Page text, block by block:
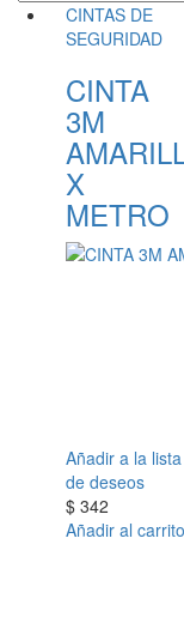
CINTAS DE
SEGURIDAD
CINTA
3M
X
METRO
Añadir a la lista
de deseos
$ 342
Añadir al carrito